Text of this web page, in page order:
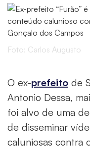
Foto: Carlos Augusto
O ex-prefeito de
Antonio Dessa,
foi alvo de uma
de disseminar
caluniosas contra